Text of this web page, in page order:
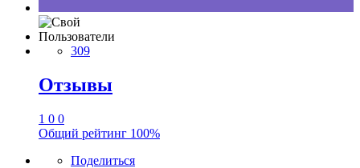
Пользователи
309
Отзывы
1 0 0
Общий рейтинг 100%
Поделиться